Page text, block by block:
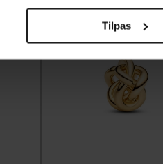
Tilpas